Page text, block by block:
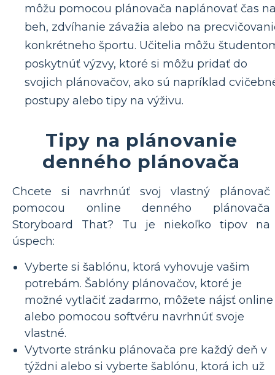
môžu pomocou plánovača naplánovať čas
beh, zdvíhanie závažia alebo na
konkrétneho športu. Učitelia môžu
poskytnúť výzvy, ktoré si môžu pridať do
svojich plánovačov, ako sú napríklad
postupy alebo tipy na výživu.
Tipy na plánovanie
denného plánovača
Chcete si navrhnúť svoj vlastný plánovač
pomocou online denného plánovača
Storyboard That? Tu je niekoľko tipov na
úspech:
Vyberte si šablónu, ktorá vyhovuje vašim
potrebám. Šablóny plánovačov, ktoré je
možné vytlačiť zadarmo, môžete nájsť online
alebo pomocou softvéru navrhnúť svoje
vlastné.
Vytvorte stránku plánovača pre každý deň v
týždni alebo si vyberte šablónu, ktorá ich už